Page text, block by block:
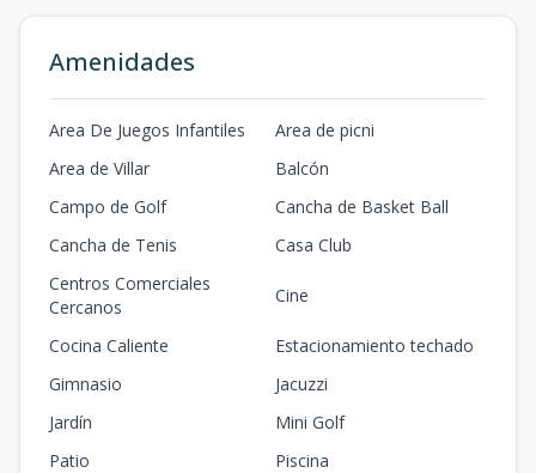
Amenidades
Area De Juegos Infantiles
Area de picni
Area de Villar
Balcón
Campo de Golf
Cancha de Basket Ball
Cancha de Tenis
Casa Club
Centros Comerciales
Cercanos
Cine
Cocina Caliente
Estacionamiento techado
Gimnasio
Jacuzzi
Jardín
Mini Golf
Patio
Piscina